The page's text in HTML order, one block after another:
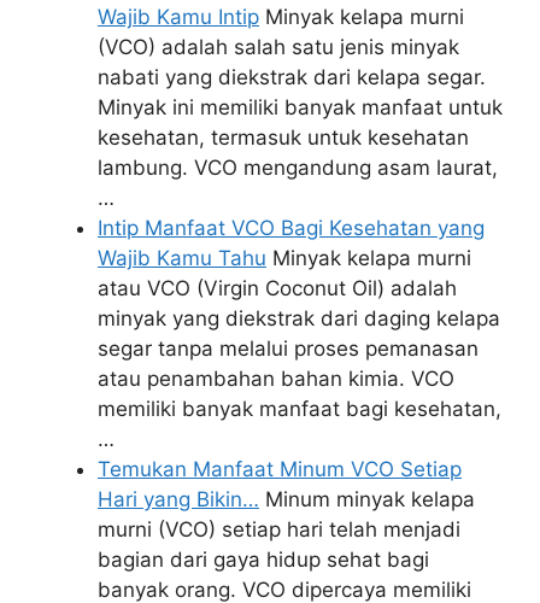
Wajib Kamu Intip Minyak kelapa murni
(VCO) adalah salah satu jenis minyak
nabati yang diekstrak dari kelapa segar.
Minyak ini memiliki banyak manfaat untuk
kesehatan, termasuk untuk kesehatan
lambung. VCO mengandung asam laurat,
…
Intip Manfaat VCO Bagi Kesehatan yang
Wajib Kamu Tahu Minyak kelapa murni
atau VCO (Virgin Coconut Oil) adalah
minyak yang diekstrak dari daging kelapa
segar tanpa melalui proses pemanasan
atau penambahan bahan kimia. VCO
memiliki banyak manfaat bagi kesehatan,
…
Temukan Manfaat Minum VCO Setiap
Hari yang Bikin… Minum minyak kelapa
murni (VCO) setiap hari telah menjadi
bagian dari gaya hidup sehat bagi
banyak orang. VCO dipercaya memiliki